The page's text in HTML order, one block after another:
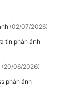
(02/07/2026)
tin phản ánh
(20/06/2026)
phản ánh